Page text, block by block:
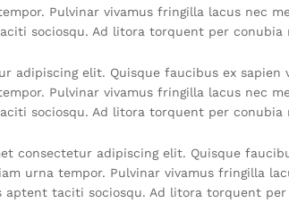
Pulvinar vivamus fringilla lacus nec
sociosqu. Ad litora torquent per conubia
adipiscing elit. Quisque faucibus ex
Pulvinar vivamus fringilla lacus nec
sociosqu. Ad litora torquent per conubia
consectetur adipiscing elit. Quisque
urna tempor. Pulvinar vivamus fringilla
aptent taciti sociosqu. Ad litora torquent